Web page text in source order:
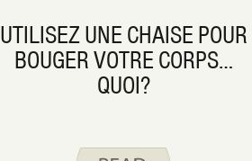
UTILISEZ UNE CHAISE POUR
BOUGER VOTRE CORPS…
QUOI?